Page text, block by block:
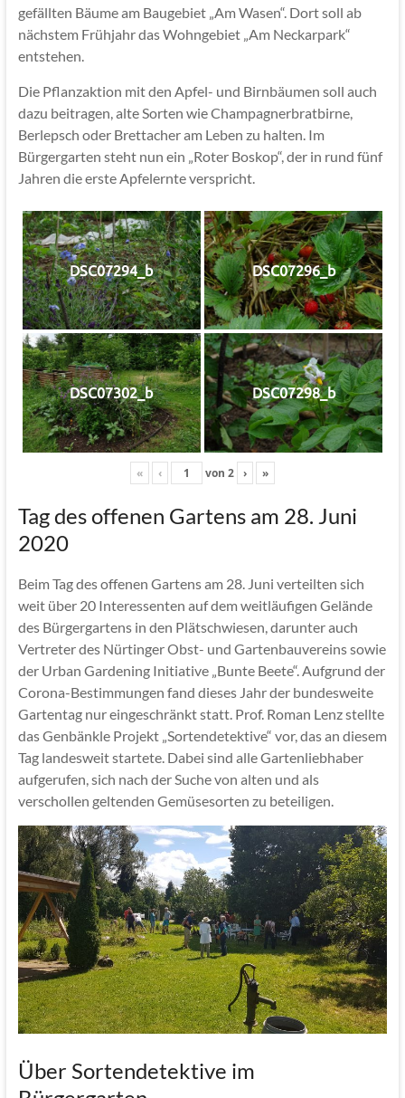
gefällten Bäume am Baugebiet „Am Wasen“. Dort soll ab
nächstem Frühjahr das Wohngebiet „Am Neckarpark“
entstehen.
Die Pflanzaktion mit den Apfel- und Birnbäumen soll auch
dazu beitragen, alte Sorten wie Champagnerbratbirne,
Berlepsch oder Brettacher am Leben zu halten. Im
Bürgergarten steht nun ein „Roter Boskop“, der in rund fünf
Jahren die erste Apfelernte verspricht.
DSC07294_b DSC07296_b
DSC07302_b DSC07298_b
« ‹ von 2 › »
Tag des offenen Gartens am 28. Juni
2020
Beim Tag des offenen Gartens am 28. Juni verteilten sich
weit über 20 Interessenten auf dem weitläufigen Gelände
des Bürgergartens in den Plätschwiesen, darunter auch
Vertreter des Nürtinger Obst- und Gartenbauvereins sowie
der Urban Gardening Initiative „Bunte Beete“. Aufgrund der
Corona-Bestimmungen fand dieses Jahr der bundesweite
Gartentag nur eingeschränkt statt. Prof. Roman Lenz stellte
das Genbänkle Projekt „Sortendetektive“ vor, das an diesem
Tag landesweit startete. Dabei sind alle Gartenliebhaber
aufgerufen, sich nach der Suche von alten und als
verschollen geltenden Gemüsesorten zu beteiligen.
Über Sortendetektive im